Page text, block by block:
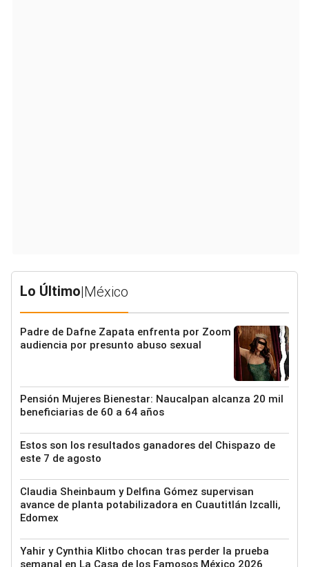
Lo Último|México
Padre de Dafne Zapata enfrenta por Zoom
audiencia por presunto abuso sexual
Pensión Mujeres Bienestar: Naucalpan alcanza 20 mil
beneficiarias de 60 a 64 años
Estos son los resultados ganadores del Chispazo de
este 7 de agosto
Claudia Sheinbaum y Delfina Gómez supervisan
avance de planta potabilizadora en Cuautitlán Izcalli,
Edomex
Yahir y Cynthia Klitbo chocan tras perder la prueba
semanal en La Casa de los Famosos México 2026